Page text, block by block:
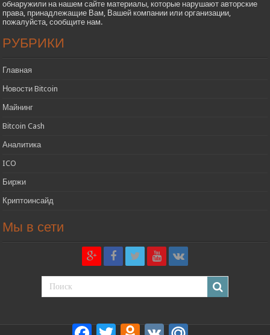
обнаружили на нашем сайте материалы, которые нарушают авторские
права, принадлежащие Вам, Вашей компании или организации,
пожалуйста, сообщите нам.
РУБРИКИ
Главная
Новости Bitcoin
Майнинг
Bitcoin Cash
Аналитика
ICO
Биржи
Криптоинсайд
Мы в сети
FacebookTwitter Odnoklassniki
VK